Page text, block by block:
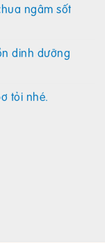
ngâm sốt
dinh dưỡng
tỏi nhé.